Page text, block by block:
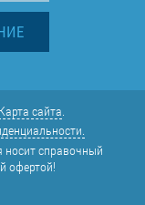
Карта сайта
носит справочный
офертой!